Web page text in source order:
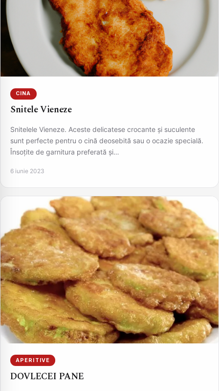
CINA
Snitele Vieneze
Snitelele Vieneze. Aceste delicatese crocante și suculente
sunt perfecte pentru o cină deosebită sau o ocazie specială.
Însoțite de garnitura preferată și…
6 iunie 2023
APERITIVE
DOVLECEI PANE